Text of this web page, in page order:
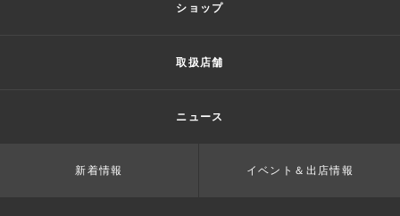
ショップ
取扱店舗
ニュース
新着情報 イベント＆出店情報